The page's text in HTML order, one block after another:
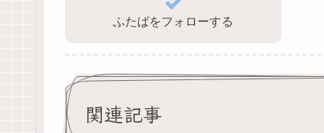
ふたばをフォローする
関連記事